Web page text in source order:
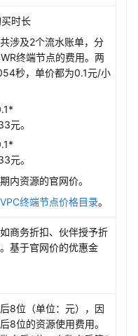
时长
涉及2个流水账单，分
终端节点的费用。两
秒，单价都为0.1元/小
元。
元。
内资源的官网价。
VPC终端节点价格目录。
商务折扣、伙伴授予折
基于官网价的优惠金
8位（单位：元），因
8位的资源使用费用。